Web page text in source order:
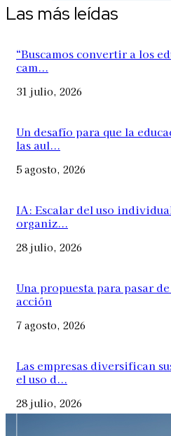
Las más leídas
“Buscamos convertir a los
cam...
31 julio, 2026
Un desafío para que la
las aul...
5 agosto, 2026
IA: Escalar del uso
organiz...
28 julio, 2026
Una propuesta para pasar
acción
7 agosto, 2026
Las empresas diversifican
el uso d...
28 julio, 2026